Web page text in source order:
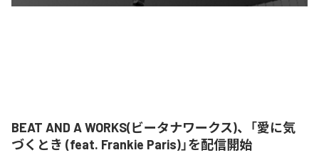
BEAT AND A WORKS(ビータナワークス)、「愛に気
づくとき (feat. Frankie Paris)」を配信開始